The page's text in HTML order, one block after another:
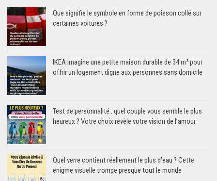
Que signifie le symbole en forme de poisson collé sur
certaines voitures ?
IKEA imagine une petite maison durable de 34 m² pour
offrir un logement digne aux personnes sans domicile
Test de personnalité : quel couple vous semble le plus
heureux ? Votre choix révèle votre vision de l’amour
Quel verre contient réellement le plus d’eau ? Cette
énigme visuelle trompe presque tout le monde